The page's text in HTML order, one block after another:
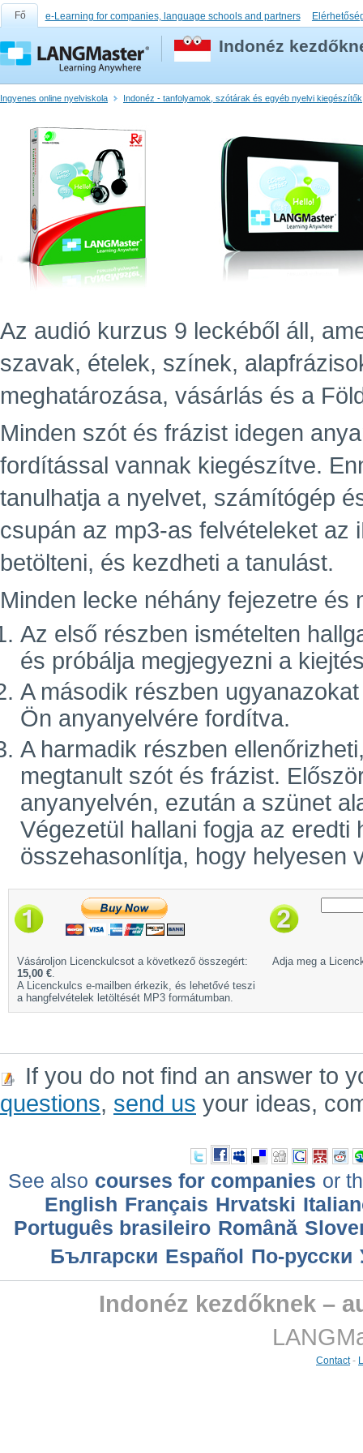
Fő e-Learning for companies, language schools and partners
Indonéz
Ingyenes online nyelviskola Indonéz - tanfolyamok, szótárak és egyéb nyelvi kiegészítők
Az audió kurzus 9 leckéből áll,
szavak, ételek, színek,
meghatározása, vásárlás és a
Minden szót és frázist idegen
fordítással vannak kiegészítve.
tanulhatja a nyelvet, számítógép
csupán az mp3-as felvételeket az
betölteni, és kezdheti a tanulást.
Minden lecke néhány fejezetre és
Az első részben ismételten
és próbálja megjegyezni a
A második részben
Ön anyanyelvére fordítva.
A harmadik részben
megtanult szót és frázist.
anyanyelvén, ezután a szünet
Végezetül hallani fogja az
összehasonlítja, hogy helyesen
Vásároljon Licenckulcsot a következő összegért:
15,00 €.
A Licenckulcs e-mailben érkezik, és lehetővé teszi
a hangfelvételek letöltését MP3 formátumban.
Adja meg a
If you do not find an answer to
questions, send us your ideas,
See also courses for companies or
English Français Hrvatski
Português brasileiro Română
Български Еspañol По-русски
Indonéz kezdőknek –
Contact-